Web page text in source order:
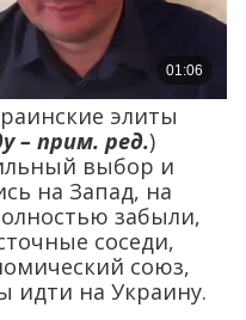
элиты
– прим. ред.)
выбор и
на Запад, на
забыли,
соседи,
союз,
идти на Украину.